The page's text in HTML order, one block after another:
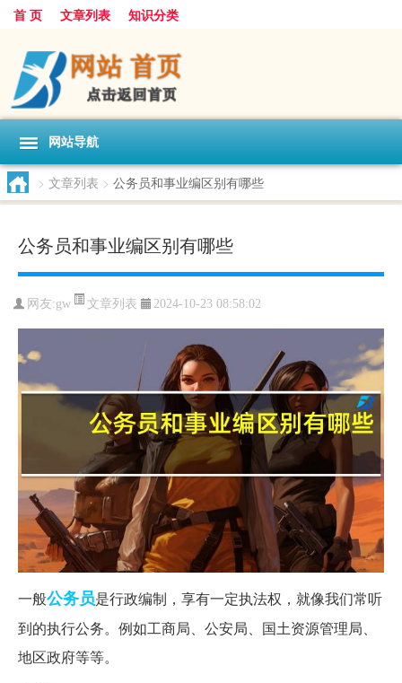
首 页 文章列表 知识分类
网站导航
> 文章列表 > 公务员和事业编区别有哪些
公务员和事业编区别有哪些
网友:gw 文章列表 2024-10-23 08:58:02
一般公务员是行政编制，享有一定执法权，就像我们常听
到的执行公务。例如工商局、公安局、国土资源管理局、
地区政府等等。